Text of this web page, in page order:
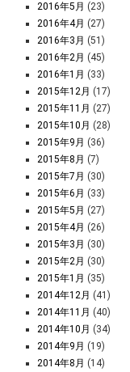
2016年5月 (23)
2016年4月 (27)
2016年3月 (51)
2016年2月 (45)
2016年1月 (33)
2015年12月 (17)
2015年11月 (27)
2015年10月 (28)
2015年9月 (36)
2015年8月 (7)
2015年7月 (30)
2015年6月 (33)
2015年5月 (27)
2015年4月 (26)
2015年3月 (30)
2015年2月 (30)
2015年1月 (35)
2014年12月 (41)
2014年11月 (40)
2014年10月 (34)
2014年9月 (19)
2014年8月 (14)